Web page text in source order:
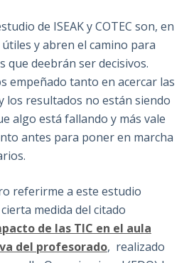
de ISEAK y COTEC son, en
y abren el camino para
deebrán ser decisivos.
empeñado tanto en acercar las
los resultados no están siendo
algo está fallando y más vale
antes para poner en marcha
referirme a este estudio
medida del citado
de las TIC en el aula
del profesorado, realizado